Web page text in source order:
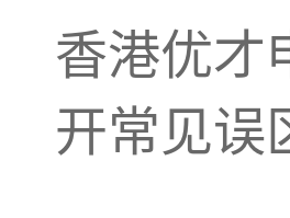
香港优才
开常见误